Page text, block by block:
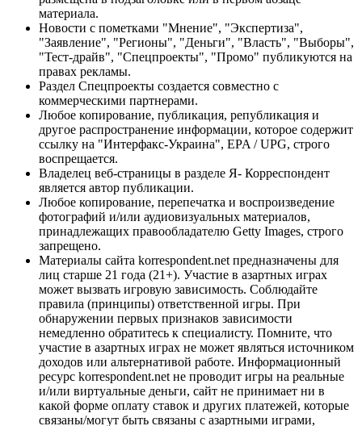
материала.
Новости с пометками "Мнение", "Экспертиза",
"Заявление", "Регионы", "Деньги", "Власть", "Выборы",
"Тест-драйв", "Спецпроекты", "Промо" публикуются на
правах рекламы.
Раздел Спецпроекты создается совместно с
коммерческими партнерами.
Любое копирование, публикация, републикация и
другое распространение информации, которое содержит
ссылку на "Интерфакс-Украина", EPA / UPG, строго
воспрещается.
Владелец веб-страницы в разделе Я- Корреспондент
является автор публикации.
Любое копирование, перепечатка и воспроизведение
фотографий и/или аудиовизуальных материалов,
принадлежащих правообладателю Getty Images, строго
запрещено.
Материалы сайта korrespondent.net предназначены для
лиц старше 21 года (21+). Участие в азартных играх
может вызвать игровую зависимость. Соблюдайте
правила (принципы) ответственной игры. При
обнаружении первых признаков зависимости
немедленно обратитесь к специалисту. Помните, что
участие в азартных играх не может являться источником
доходов или альтернативой работе. Информационный
ресурс korrespondent.net не проводит игры на реальные
и/или виртуальные деньги, сайт не принимает ни в
какой форме оплату ставок и других платежей, которые
связаны/могут быть связаны с азартными играми,